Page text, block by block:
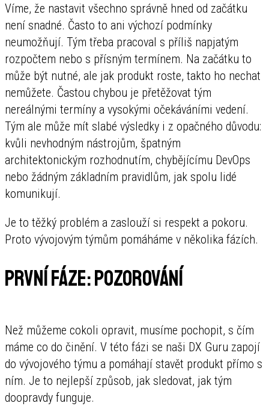
Víme, že nastavit všechno správně hned od začátku
není snadné. Často to ani výchozí podmínky
neumožňují. Tým třeba pracoval s příliš napjatým
rozpočtem nebo s přísným termínem. Na začátku to
může být nutné, ale jak produkt roste, takto ho nechat
nemůžete. Častou chybou je přetěžovat tým
nereálnými termíny a vysokými očekáváními vedení.
Tým ale může mít slabé výsledky i z opačného důvodu:
kvůli nevhodným nástrojům, špatným
architektonickým rozhodnutím, chybějícímu DevOps
nebo žádným základním pravidlům, jak spolu lidé
komunikují.
Je to těžký problém a zaslouží si respekt a pokoru.
Proto vývojovým týmům pomáháme v několika fázích.
První fáze: pozorování
Než můžeme cokoli opravit, musíme pochopit, s čím
máme co do činění. V této fázi se naši DX Guru zapojí
do vývojového týmu a pomáhají stavět produkt přímo s
ním. Je to nejlepší způsob, jak sledovat, jak tým
doopravdy funguje.